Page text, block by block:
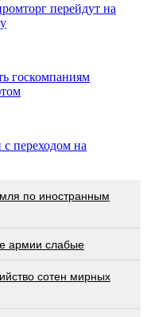
перейдут на
госкомпаниям
переходом на
по иностранным
армии слабые
сотен мирных